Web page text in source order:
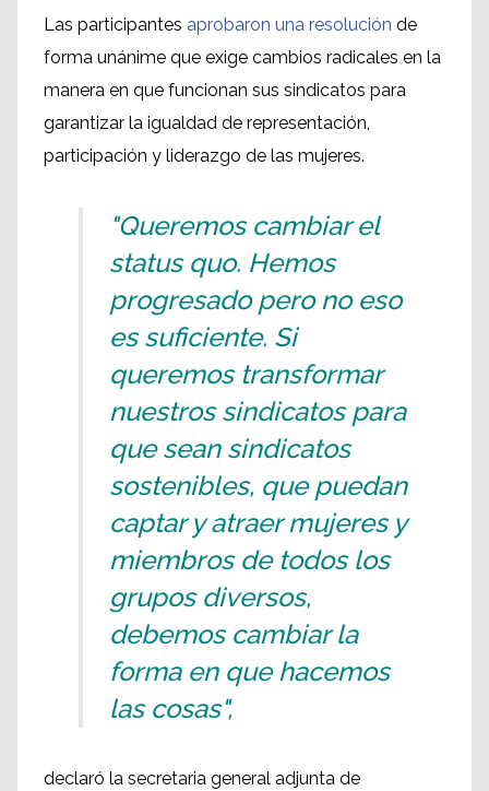
Las participantes aprobaron una resolución de
forma unánime que exige cambios radicales en la
manera en que funcionan sus sindicatos para
garantizar la igualdad de representación,
participación y liderazgo de las mujeres.
"Queremos cambiar el
status quo. Hemos
progresado pero no eso
es suficiente. Si
queremos transformar
nuestros sindicatos para
que sean sindicatos
sostenibles, que puedan
captar y atraer mujeres y
miembros de todos los
grupos diversos,
debemos cambiar la
forma en que hacemos
las cosas",
declaró la secretaria general adjunta de